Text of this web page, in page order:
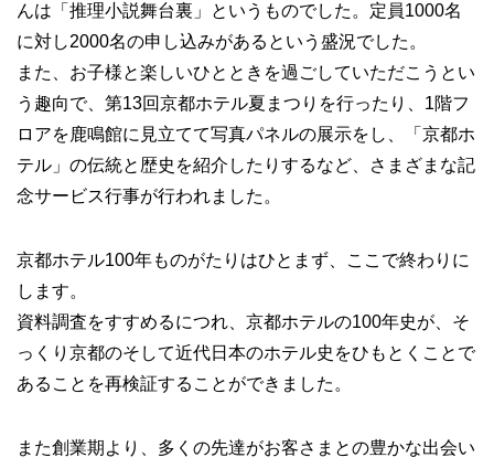
んは「推理小説舞台裏」というものでした。定員1000名
に対し2000名の申し込みがあるという盛況でした。
また、お子様と楽しいひとときを過ごしていただこうとい
う趣向で、第13回京都ホテル夏まつりを行ったり、1階フ
ロアを鹿鳴館に見立てて写真パネルの展示をし、「京都ホ
テル」の伝統と歴史を紹介したりするなど、さまざまな記
念サービス行事が行われました。
京都ホテル100年ものがたりはひとまず、ここで終わりに
します。
資料調査をすすめるにつれ、京都ホテルの100年史が、そ
っくり京都のそして近代日本のホテル史をひもとくことで
あることを再検証することができました。
また創業期より、多くの先達がお客さまとの豊かな出会い